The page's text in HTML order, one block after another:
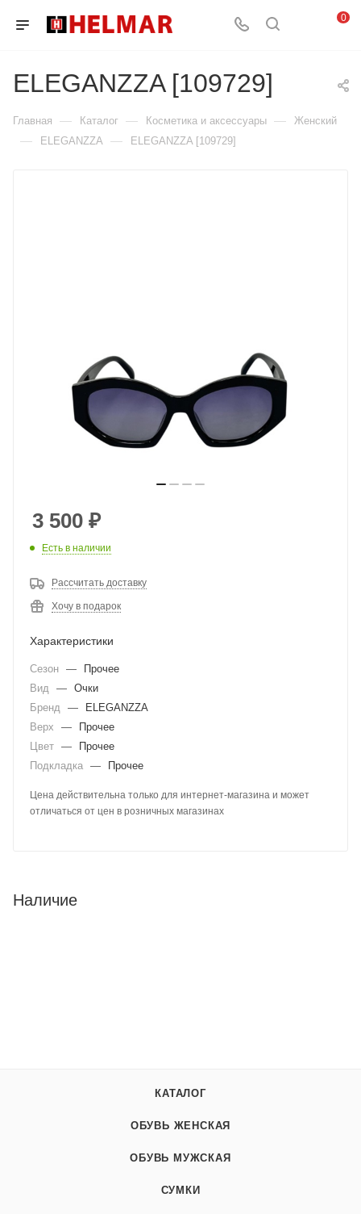
0
ELEGANZZA [109729]
Главная — Каталог — Косметика и аксессуары — Женский
— ELEGANZZA — ELEGANZZA [109729]
3 500 ₽
Есть в наличии
Рассчитать доставку
Хочу в подарок
Характеристики
Сезон —
Прочее
Вид
— Очки
Бренд
—
ELEGANZZA
Верх
—
Прочее
Цвет —
Прочее
Подкладка — Прочее
Цена действительна только для интернет-магазина и может
отличаться от цен в розничных магазинах
Наличие
КАТАЛОГ
ОБУВЬ ЖЕНСКАЯ
ОБУВЬ МУЖСКАЯ
СУМКИ